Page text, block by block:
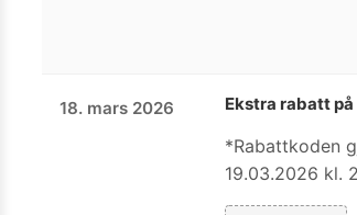
18. mars 2026 Ekstra rabatt
*Rabattkoden
19.03.2026 kl.